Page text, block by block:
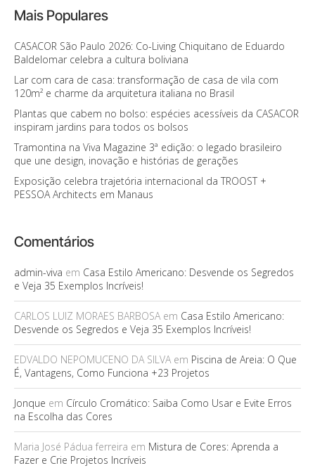
Mais Populares
CASACOR São Paulo 2026: Co-Living Chiquitano de Eduardo
Baldelomar celebra a cultura boliviana
Lar com cara de casa: transformação de casa de vila com
120m² e charme da arquitetura italiana no Brasil
Plantas que cabem no bolso: espécies acessíveis da CASACOR
inspiram jardins para todos os bolsos
Tramontina na Viva Magazine 3ª edição: o legado brasileiro
que une design, inovação e histórias de gerações
Exposição celebra trajetória internacional da TROOST +
PESSOA Architects em Manaus
Comentários
admin-viva em Casa Estilo Americano: Desvende os Segredos
e Veja 35 Exemplos Incríveis!
CARLOS LUIZ MORAES BARBOSAem Casa Estilo Americano:
Desvende os Segredos e Veja 35 Exemplos Incríveis!
EDVALDO NEPOMUCENO DA SILVAem Piscina de Areia: O Que
É, Vantagens, Como Funciona +23 Projetos
Jonque em Círculo Cromático: Saiba Como Usar e Evite Erros
na Escolha das Cores
Maria José Pádua ferreira em Mistura de Cores: Aprenda a
Fazer e Crie Projetos Incríveis